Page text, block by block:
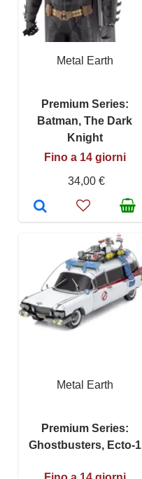
Metal Earth
Premium Series:
Batman, The Dark
Knight
Fino a 14 giorni
34,00 €
Metal Earth
Premium Series:
Ghostbusters, Ecto-1